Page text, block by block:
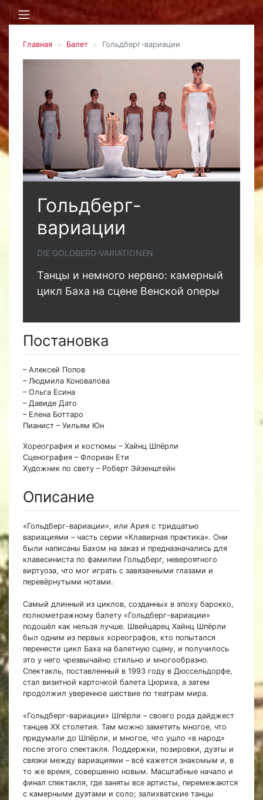
Главная Балет Гольдберг-вариации
Гольдберг-
вариации
DIE GOLDBERG-VARIATIONEN
Танцы и немного нервно: камерный
цикл Баха на сцене Венской оперы
Постановка
– Алексей Попов
– Людмила Коновалова
– Ольга Есина
– Давиде Дато
– Елена Боттаро
Пианист – Уильям Юн
Хореография и костюмы – Хайнц Шпёрли
Сценография – Флориан Ети
Художник по свету – Роберт Эйзенштейн
Описание
«Гольдберг-вариации», или Ария с тридцатью
вариациями – часть серии «Клавирная практика». Они
были написаны Бахом на заказ и предназначались для
клавесиниста по фамилии Гольдберг, невероятного
виртуоза, что мог играть с завязанными глазами и
перевёрнутыми нотами.
Самый длинный из циклов, созданных в эпоху барокко,
полнометражному балету «Гольдберг-вариации»
подошёл как нельзя лучше. Швейцарец Хайнц Шпёрли
был одним из первых хореографов, кто попытался
перенести цикл Баха на балетную сцену, и получилось
это у него чрезвычайно стильно и многообразно.
Спектакль, поставленный в 1993 году в Дюссельдорфе,
стал визитной карточкой балета Цюриха, а затем
продолжил уверенное шествие по театрам мира.
«Гольдберг-вариации» Шпёрли – своего рода дайджест
танцев XX столетия. Там можно заметить многое, что
придумали до Шпёрли, и многое, что ушло «в народ»
после этого спектакля. Поддержки, позировки, дуэты и
связки между вариациями – всё кажется знакомым и, в
то же время, совершенно новым. Масштабные начало и
финал спектакля, где заняты все артисты, перемежаются
с камерными дуэтами и соло; залихватские танцы